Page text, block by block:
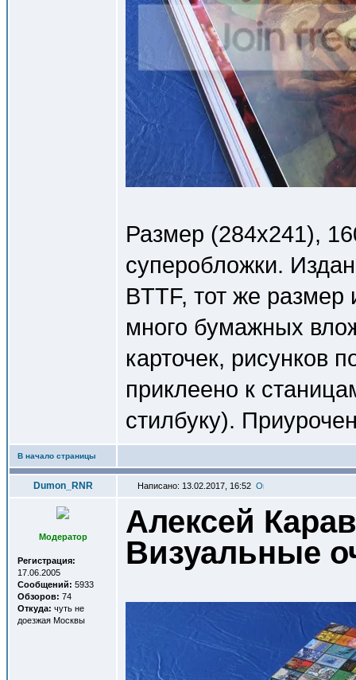
Размер (284x241),
суперобложки.
BTTF, тот же
много бумажных
карточек, рисунков
приклеено к
стилбуку).
В начало страницы
Dumon_RNR Написано: 13.02.2017, 16:52
Модератор
Регистрация:
17.06.2005
Сообщений: 5933
Обзоров: 74
Откуда: чуть не
доезжая Москвы
Алексей
Визуальные